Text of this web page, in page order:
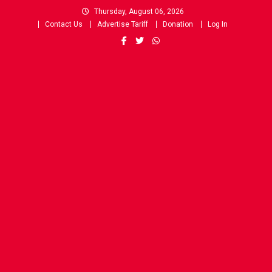
Thursday, August 06, 2026
Contact Us
Advertise Tariff Donation Log In